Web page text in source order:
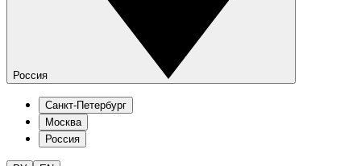
Россия
Санкт-Петербург
Москва
Россия